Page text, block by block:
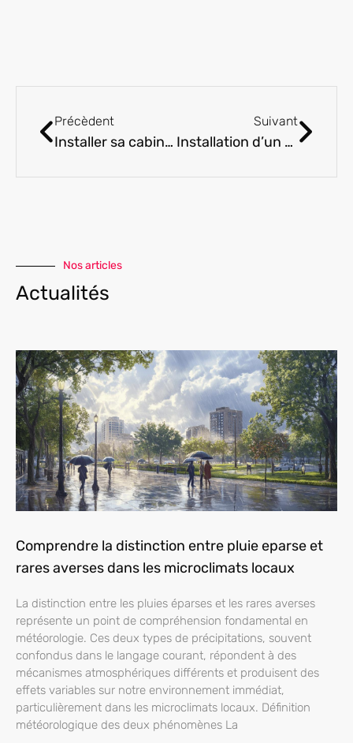
Précèdent
Installer sa cabine de douche : le guide pas a pas
Suivant
Installation d’un médaillon funéraire sur une pierre tombale : guide pratique pour ne pas se tromper
Nos articles
Actualités
Comprendre la distinction entre pluie eparse et
rares averses dans les microclimats locaux
La distinction entre les pluies éparses et les rares averses
représente un point de compréhension fondamental en
météorologie. Ces deux types de précipitations, souvent
confondus dans le langage courant, répondent à des
mécanismes atmosphériques différents et produisent des
effets variables sur notre environnement immédiat,
particulièrement dans les microclimats locaux. Définition
météorologique des deux phénomènes La